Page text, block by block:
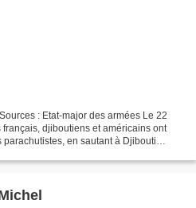
: Etat-major des armées Le 22
djiboutiens et américains ont
en sautant à Djibouti